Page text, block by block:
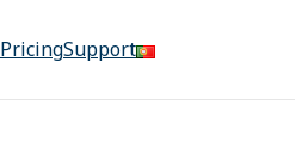
PricingSupport